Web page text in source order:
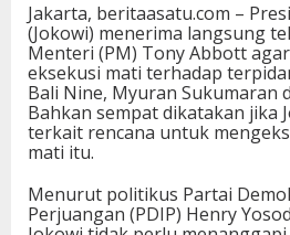
Jakarta, beritaasatu.com –
(Jokowi) menerima langsung
Menteri (PM) Tony Abbott
eksekusi mati terhadap
Bali Nine, Myuran Sukumaran
Bahkan sempat dikatakan jika
terkait rencana untuk
mati itu.
Menurut politikus Partai
Perjuangan (PDIP) Henry